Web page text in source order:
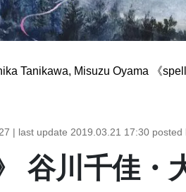
Tanikawa, Misuzu Oyama 《
| last update 2019.03.21 17:30 posted
谷川千佳・